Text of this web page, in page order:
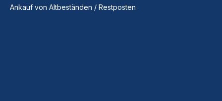
Ankauf von Altbeständen / Restposten